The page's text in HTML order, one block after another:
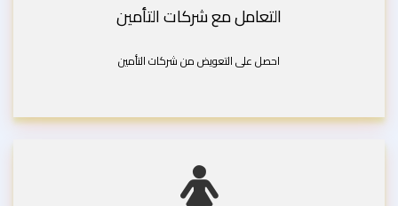
التعامل مع شركات التأمين
احصل على التعويض من شركات التأمين